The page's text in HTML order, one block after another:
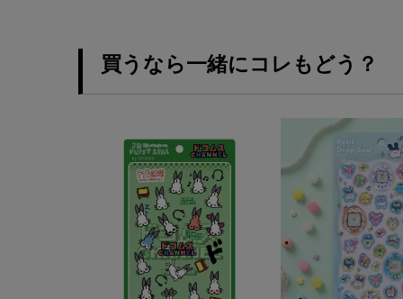
買うなら一緒にコレもどう？